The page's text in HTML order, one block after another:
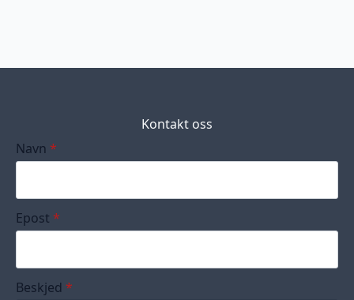
Kontakt oss
Navn *
Epost *
Beskjed *